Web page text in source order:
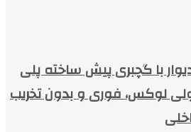
با گچبری پیش ساخته پلی
لوکس، فوری و بدون تخریب